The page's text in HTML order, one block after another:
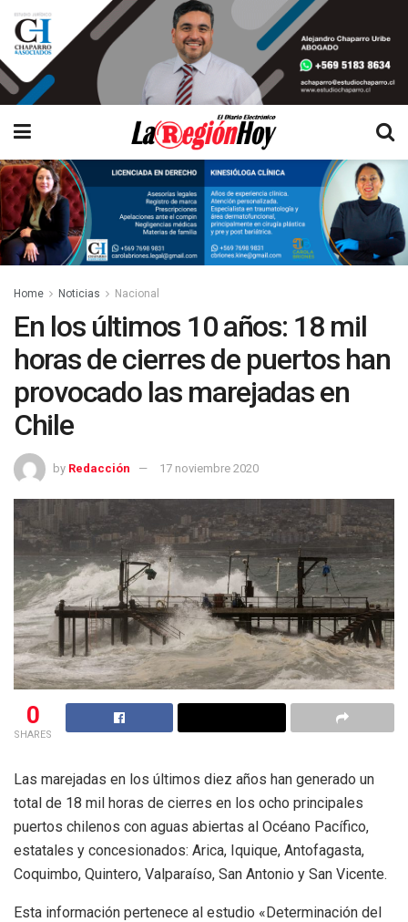
Home Noticias Nacional
En los últimos 10 años: 18 mil
horas de cierres de puertos han
provocado las marejadas en
Chile
by Redacción 17 noviembre 2020
0
SHARES
Las marejadas en los últimos diez años han generado un
total de 18 mil horas de cierres en los ocho principales
puertos chilenos con aguas abiertas al Océano Pacífico,
estatales y concesionados: Arica, Iquique, Antofagasta,
Coquimbo, Quintero, Valparaíso, San Antonio y San Vicente.
Esta información pertenece al estudio «Determinación del